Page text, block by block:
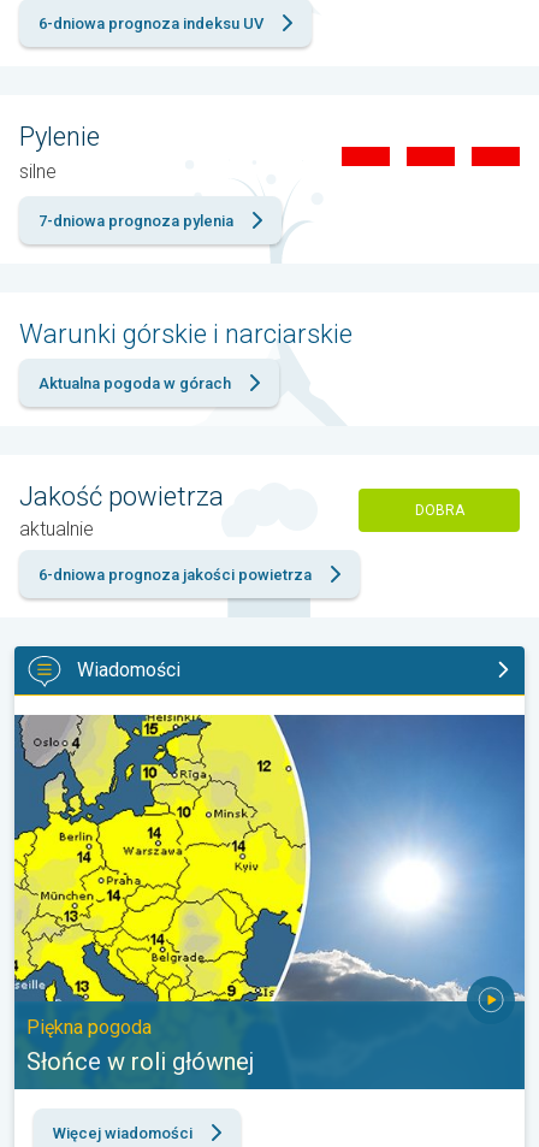
6-dniowa prognoza indeksu UV
Pylenie
silne
7-dniowa prognoza pylenia
Warunki górskie i narciarskie
Aktualna pogoda w górach
Jakość powietrza
aktualnie
DOBRA
6-dniowa prognoza jakości powietrza
Wiadomości
Słońce w roli głównej. Piękna pogoda. . .
Piękna pogoda
Słońce w roli głównej
Więcej wiadomości